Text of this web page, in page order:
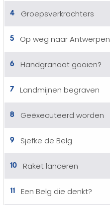
4 Groepsverkrachters
5 Op weg naar Antwerpen
6 Handgranaat gooien?
7 Landmijnen begraven
8 Geëxecuteerd worden
9 Sjefke de Belg
10 Raket lanceren
11 Een Belg die denkt?